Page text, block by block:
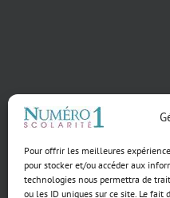
Pour offrir les meilleures
pour stocker et/ou accéder aux
technologies nous permettra de
ou les ID uniques sur ce site. Le